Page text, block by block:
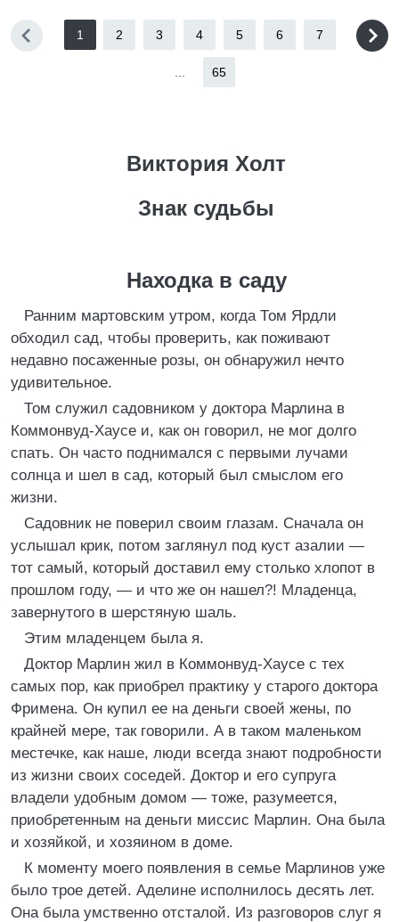
1 2 3 4 5 6 7
65
Виктория Холт
Знак судьбы
Находка в саду
Ранним мартовским утром, когда Том Ярдли
обходил сад, чтобы проверить, как поживают
недавно посаженные розы, он обнаружил нечто
удивительное.
Том служил садовником у доктора Марлина в
Коммонвуд-Хаусе и, как он говорил, не мог долго
спать. Он часто поднимался с первыми лучами
солнца и шел в сад, который был смыслом его
жизни.
Садовник не поверил своим глазам. Сначала он
услышал крик, потом заглянул под куст азалии —
тот самый, который доставил ему столько хлопот в
прошлом году, — и что же он нашел?! Младенца,
завернутого в шерстяную шаль.
Этим младенцем была я.
Доктор Марлин жил в Коммонвуд-Хаусе с тех
самых пор, как приобрел практику у старого доктора
Фримена. Он купил ее на деньги своей жены, по
крайней мере, так говорили. А в таком маленьком
местечке, как наше, люди всегда знают подробности
из жизни своих соседей. Доктор и его супруга
владели удобным домом — тоже, разумеется,
приобретенным на деньги миссис Марлин. Она была
и хозяйкой, и хозяином в доме.
К моменту моего появления в семье Марлинов уже
было трое детей. Аделине исполнилось десять лет.
Она была умственно отсталой. Из разговоров слуг я